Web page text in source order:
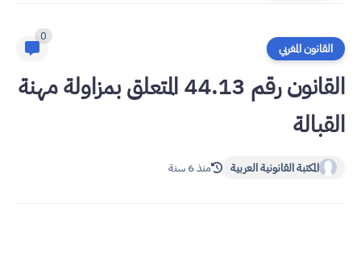
القانون المغربي
0
القانون رقم 44.13 المتعلق بمزاولة مهنة
القبالة
المكتبة القانونية العربية منذ 6 سنة